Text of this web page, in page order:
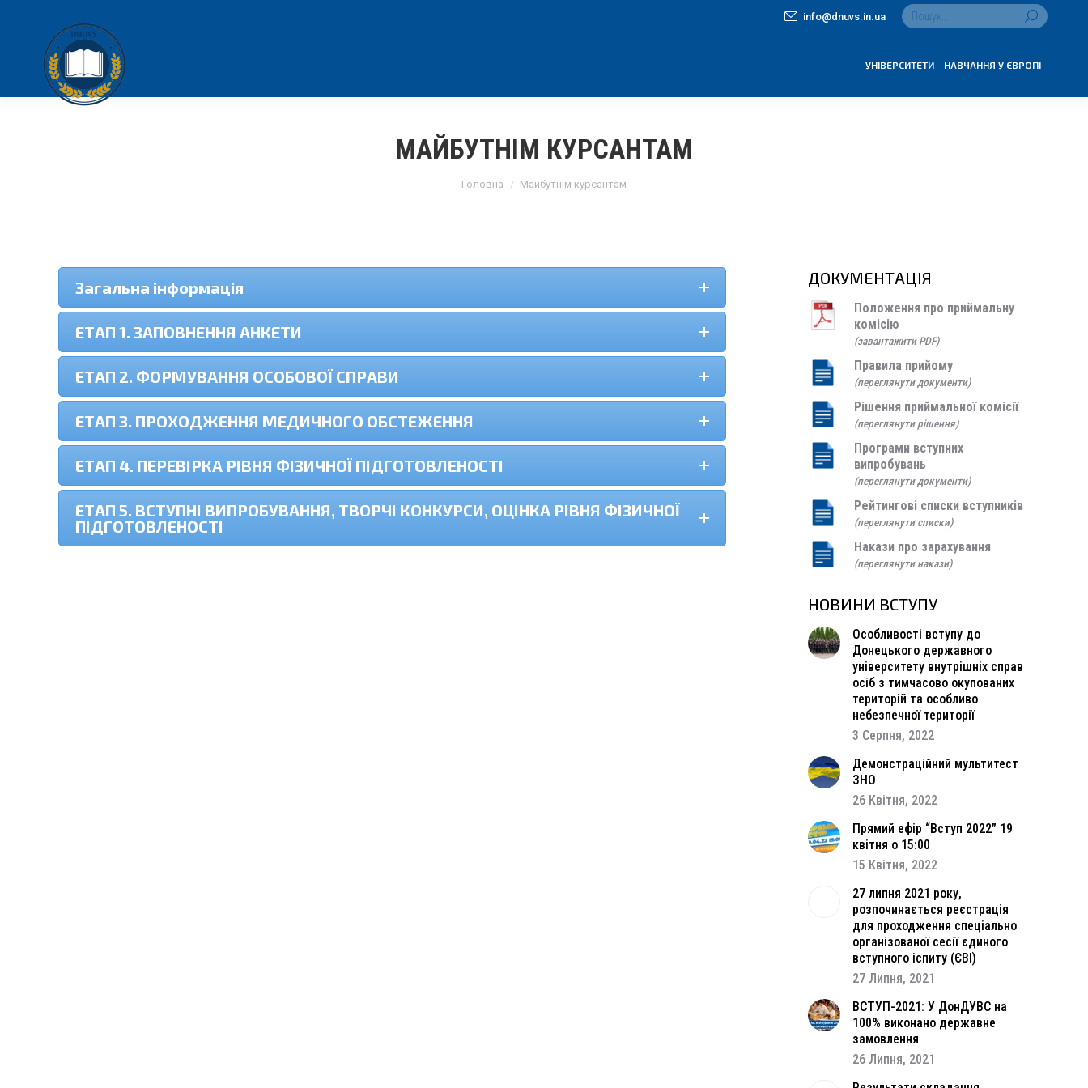
info@dnuvs.in.ua Search:
УНІВЕРСИТЕТИ НАВЧАННЯ У ЄВРОПІ
МАЙБУТНІМ КУРСАНТАМ
Головна Майбутнім курсантам
Загальна інформація
ЕТАП 1. ЗАПОВНЕННЯ АНКЕТИ
ЕТАП 2. ФОРМУВАННЯ ОСОБОВОЇ СПРАВИ
ЕТАП 3. ПРОХОДЖЕННЯ МЕДИЧНОГО ОБСТЕЖЕННЯ
ЕТАП 4. ПЕРЕВІРКА РІВНЯ ФІЗИЧНОЇ ПІДГОТОВЛЕНОСТІ
ЕТАП 5. ВСТУПНІ ВИПРОБУВАННЯ, ТВОРЧІ КОНКУРСИ, ОЦІНКА РІВНЯ ФІЗИЧНОЇ
ПІДГОТОВЛЕНОСТІ
ДОКУМЕНТАЦІЯ
Положення про приймальну
комісію
(завантажити PDF)
Правила прийому
(переглянути документи)
Рішення приймальної комісії
(переглянути рішення)
Програми вступних
випробувань
(переглянути документи)
Рейтингові списки вступників
(переглянути списки)
Накази про зарахування
(переглянути накази)
НОВИНИ ВСТУПУ
Особливості вступу до
Донецького державного
університету внутрішніх справ
осіб з тимчасово окупованих
територій та особливо
небезпечної території
3 Серпня, 2022
Демонстраційний мультитест
ЗНО
26 Квітня, 2022
Прямий ефір “Вступ 2022” 19
квітня о 15:00
15 Квітня, 2022
27 липня 2021 року,
розпочинається реєстрація
для проходження спеціально
організованої сесії єдиного
вступного іспиту (ЄВІ)
27 Липня, 2021
ВСТУП-2021: У ДонДУВС на
100% виконано державне
замовлення
26 Липня, 2021